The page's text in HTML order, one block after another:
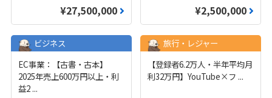
¥27,500,000 ¥2,500,000
ビジネス
EC事業：【古書・古本】
2025年売上600万円以上・利
益2 ...
旅行・レジャー
【登録者6.2万人・半年平均月
利32万円】YouTube×フ ...